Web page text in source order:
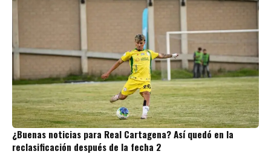
¿Buenas noticias para Real Cartagena? Así quedó en la
reclasificación después de la fecha 2